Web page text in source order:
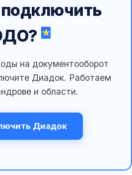
на документооборот
Диадок. Работаем
и области.
Диадок